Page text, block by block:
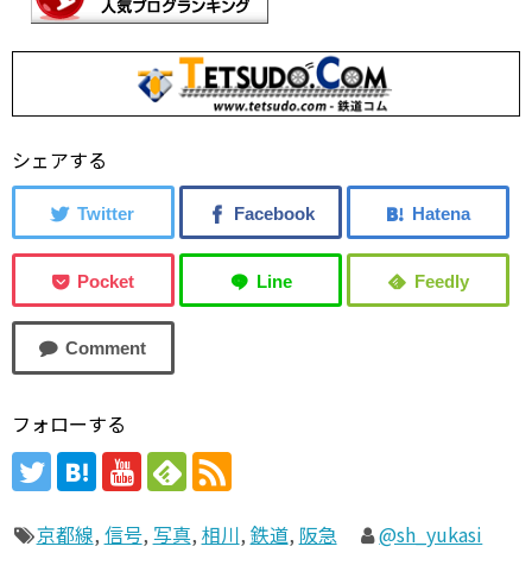
シェアする
フォローする
京都線, 信号, 写真, 相川, 鉄道, 阪急 @sh_yukasi